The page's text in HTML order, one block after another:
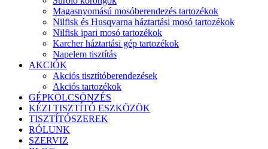
Magasnyomású mosóberendezés tartozékok
Nilfisk és Husqvarna háztartási mosó tartozékok
Nilfisk ipari mosó tartozékok
Karcher háztartási gép tartozékok
Napelem tisztítás
AKCIÓK
Akciós tisztítóberendezések
Akciós tartozékok
GÉPKÖLCSÖNZÉS
KÉZI TISZTÍTÓ ESZKÖZÖK
TISZTÍTÓSZEREK
RÓLUNK
SZERVIZ